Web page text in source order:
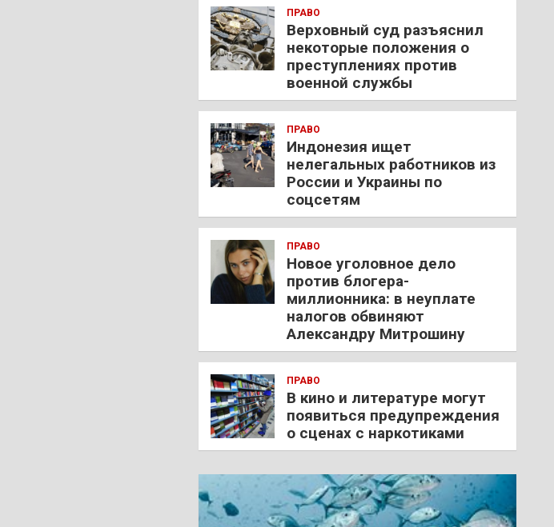
ПРАВО
Верховный суд разъяснил
некоторые положения о
преступлениях против
военной службы
ПРАВО
Индонезия ищет
нелегальных работников из
России и Украины по
соцсетям
ПРАВО
Новое уголовное дело
против блогера-
миллионника: в неуплате
налогов обвиняют
Александру Митрошину
ПРАВО
В кино и литературе могут
появиться предупреждения
о сценах с наркотиками